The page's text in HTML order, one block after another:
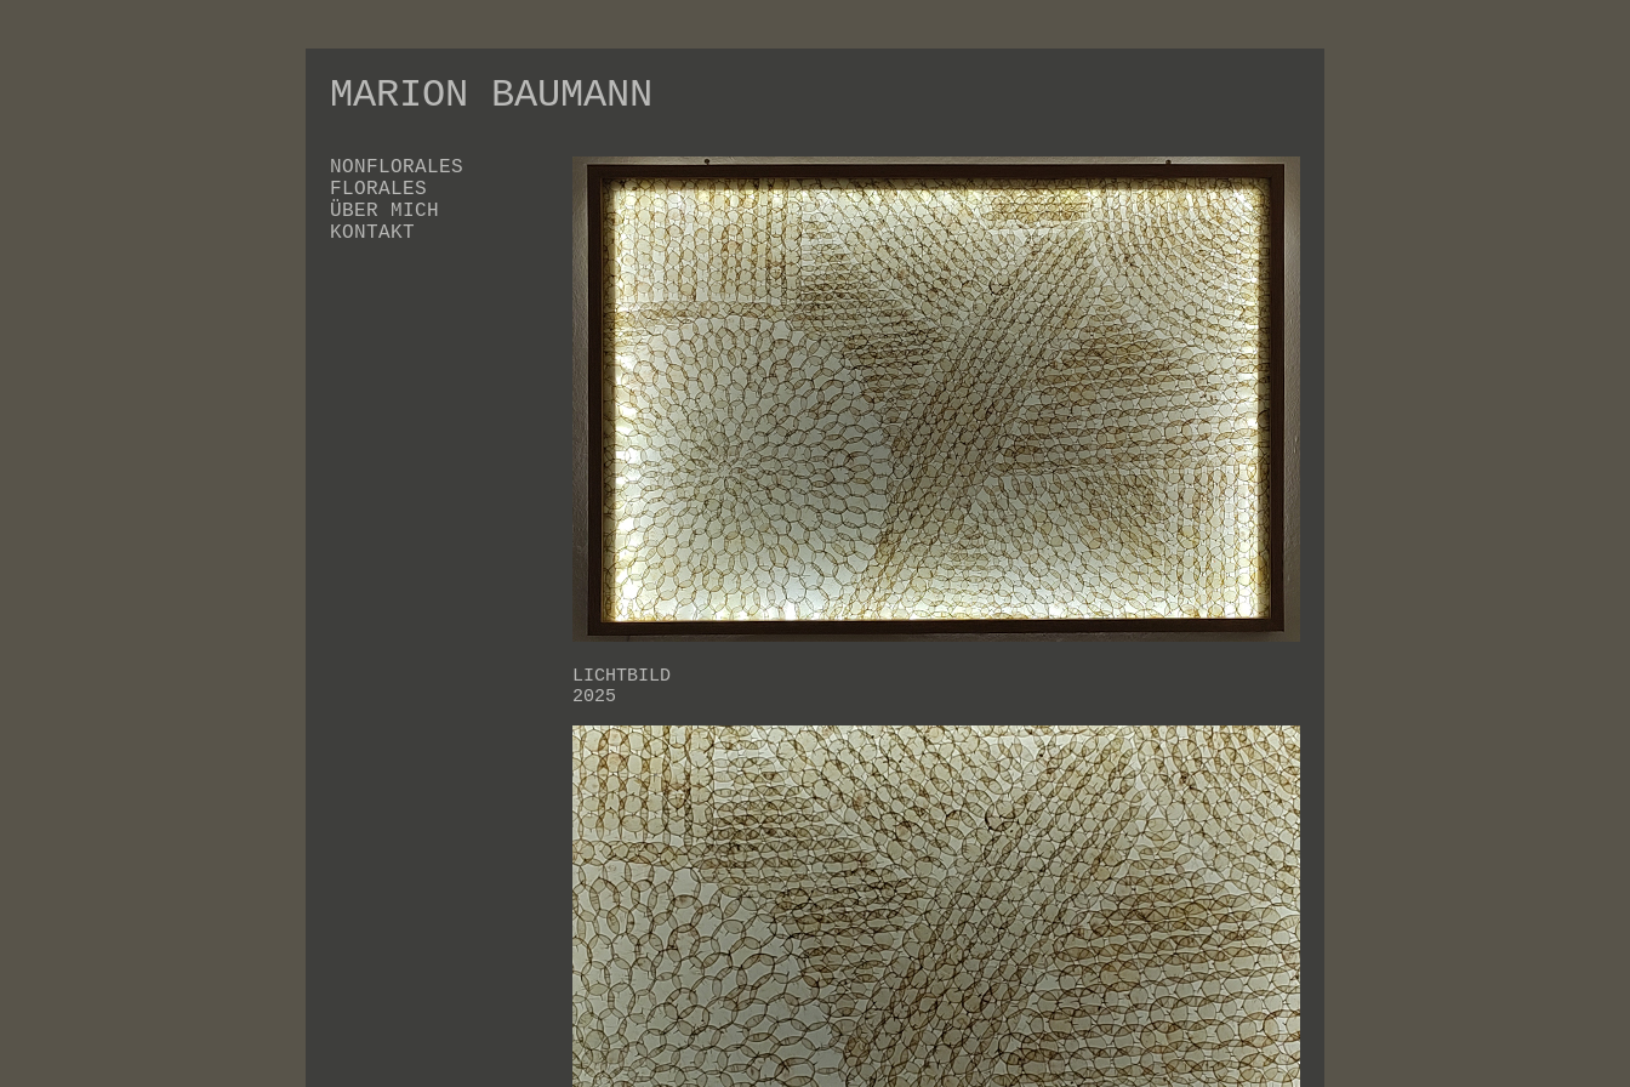
MARION BAUMANN
NONFLORALES
FLORALES
ÜBER MICH
KONTAKT
LICHTBILD
2025